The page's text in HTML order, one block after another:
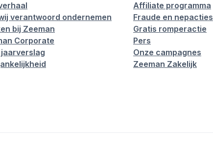
verantwoord ondernemen
bij Zeeman
Corporate
jaarverslag
Affiliate programma
Fraude en nepacties
Gratis romperactie
Pers
Onze campagnes
Zeeman Zakelijk